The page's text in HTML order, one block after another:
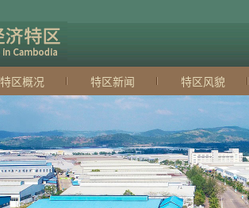
特区概况 特区新闻 特区风貌